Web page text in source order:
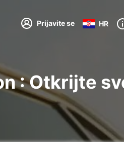
Prijavite se HR
: Otkrijte